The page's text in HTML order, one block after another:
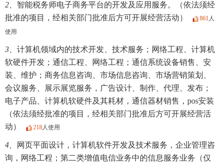
2、 智能税务师电子商务平台的开发及应用服务。（依法须经
批准的项目，经相关部门批准后方可开展经营活动）
861人
使用
3、 计算机领域内的技术开发、技术服务；网络工程、计算机
软硬件开发；通信工程、网络工程；通信系统设备销售、安
装、维护；商务信息咨询、市场信息咨询、市场营销策划、
会议服务、展示展览服务，广告设计、制作、代理、发布；
电子产品、计算机软硬件及其耗材，通信器材销售，pos安装
（依法须经批准的项目，经相关部门批准后方可开展经营活
动）
218人使用
4、
网页平面设计，计算机软件开发及技术服务，企业管理咨
询，网络工程；第二类增值电信业务中的信息服务业务（仅